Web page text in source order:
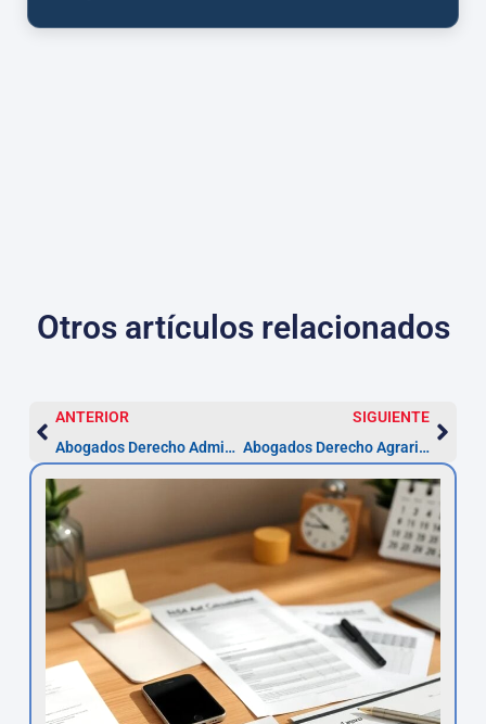
Otros artículos relacionados
ANTERIOR
Abogados Derecho Administrativo en Barcelona
SIGUIENTE
Abogados Derecho Agrario en Barcelona